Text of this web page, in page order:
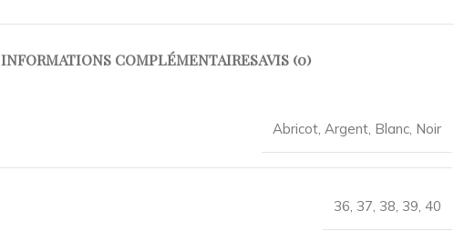
INFORMATIONS COMPLÉMENTAIRESAVIS (0)
Abricot, Argent, Blanc, Noir
36, 37, 38, 39, 40